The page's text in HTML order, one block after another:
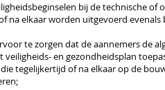
bij de technische of
na elkaar worden uitgevoerd evenals
te zorgen dat de aannemers de
veiligheids- en gezondheidsplan
die tegelijkertijd of na elkaar op de